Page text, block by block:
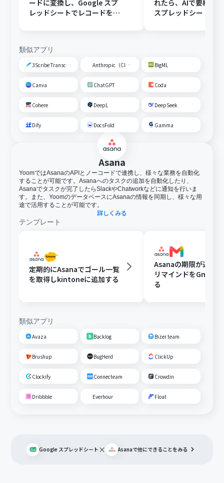
ードに変換し、Google スプ
レッドシートでレコードを追
れたら、AIで要約し
スプレッドシートの
類似アプリ
3Scribe Transcription Anthropic（Claude） BigML
Canva ChatGPT Coda
Cohere DeepL DeepSeek
Dify DocsFold Gamma
Asana
YoomではAsanaのAPIとノーコードで連携し、様々な業務を自動化
することが可能です。Asanaへのタスクの追加を自動化したり、
Asanaでタスクが完了したらSlackやChatworkなどに通知を行いま
す。また、YoomのデータベースにAsanaの情報を同期し、様々な用
途で活用することが可能です。
詳しくみる
テンプレート
定期的にAsanaでゴール一覧
を取得しkintoneに追加する
Asanaの期限が近い
リマインドをGmail
る
類似アプリ
Avaza Backlog Bizer team
Brushup BugHerd ClickUp
Clockify Connecteam Crowdin
Dribbble Everhour Float
Google スプレッドシート × Asanaで他にできることをみる